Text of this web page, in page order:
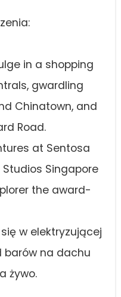
in a shopping
gwardling
Chinatown, and
Road.
at Sentosa
Singapore
the award-
w elektryzującej
barów na dachu
żywo.